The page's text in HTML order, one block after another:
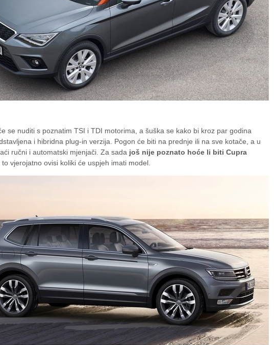
se nuditi s poznatim TSI i TDI motorima, a šuška se kako bi kroz par godina
i hibridna plug-in verzija. Pogon će biti na prednje ili na sve kotače, a u
ručni i automatski mjenjači. Za sada još nije poznato hoće li biti Cupra
to vjerojatno ovisi koliki će uspjeh imati model.